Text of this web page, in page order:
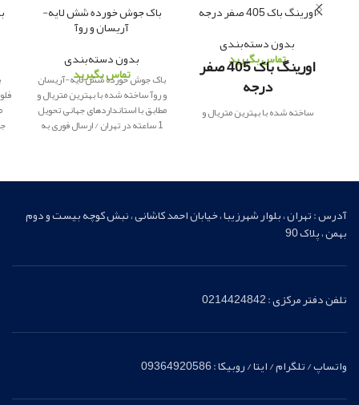
اورینگ باک 405 صفر درجه
بدون دسته‌بندی
تماس بگیریداورینگ باک 405 صفر
درجه
ساخته شده با بهترین متریال و
باک جوش خورده شش لایه-
آریسان و روآ
بدون دسته‌بندی
تماس بگیرید
باک جوش خورده شش لایه-آریسان
و روآ ساخته شده با بهترین متریال و
مطابق با استانداردهای جهانی تحویل
1 ساعته در تهران / ارسال فوری به
آدرس : تهران ، بلوار شهرزیبا ، خیابان احمد کاشانی ، نبش کوچه بیست و دوم
بهمن ، پلاک 90
تلفن دفتر مرکزی : 0214424842
واتساپ / تلگرام / ایتا / روبیکا : 09364920586